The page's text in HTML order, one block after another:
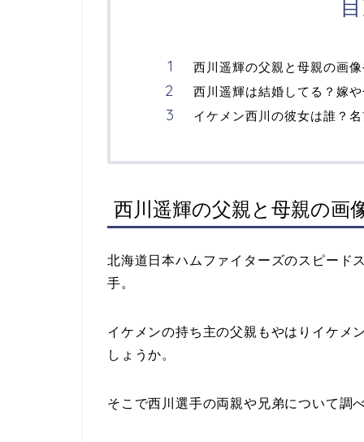
西川遥輝の父親と母親の画
西川遥輝は結婚してる？嫁
イケメン西川の彼女は誰？
西川遥輝の父親と母親の画
北海道日本ハムファイターズのスピード
手。
イケメンの持ち主の父親もやはりイケメ
しょうか。
そこで西川選手の両親や兄弟について調